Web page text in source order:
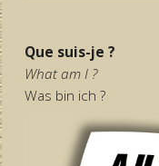
Que suis-je ?
What am I ?
Was bin ich ?